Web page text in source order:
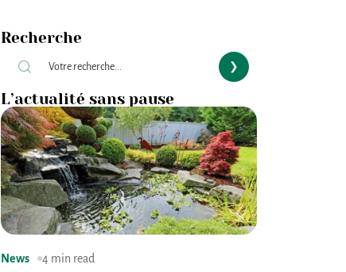
Recherche
L’actualité sans pause
News 4 min read